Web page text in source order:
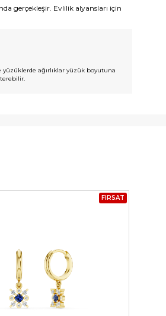
gerçekleşir. Evlilik alyansları için
ağırlıklar yüzük boyutuna
FIRSAT